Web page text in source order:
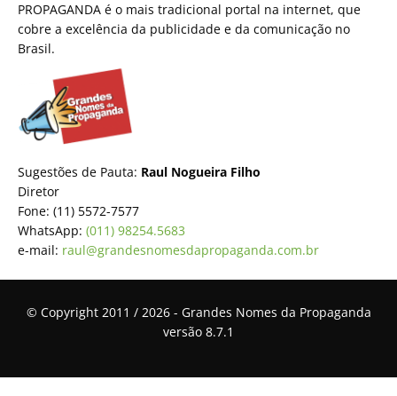
PROPAGANDA é o mais tradicional portal na internet, que
cobre a excelência da publicidade e da comunicação no
Brasil.
Sugestões de Pauta: Raul Nogueira Filho
Diretor
Fone: (11) 5572-7577
WhatsApp: (011) 98254.5683
e-mail: raul@grandesnomesdapropaganda.com.br
© Copyright 2011 / 2026 - Grandes Nomes da Propaganda
versão 8.7.1